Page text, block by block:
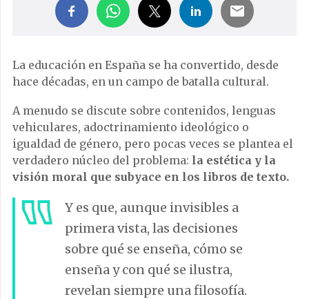
La educación en España se ha convertido, desde
hace décadas, en un campo de batalla cultural.
A menudo se discute sobre contenidos, lenguas
vehiculares, adoctrinamiento ideológico o
igualdad de género, pero pocas veces se plantea el
verdadero núcleo del problema: la estética y la
visión moral que subyace en los libros de texto.
Y es que, aunque invisibles a
primera vista, las decisiones
sobre qué se enseña, cómo se
enseña y con qué se ilustra,
revelan siempre una filosofía.